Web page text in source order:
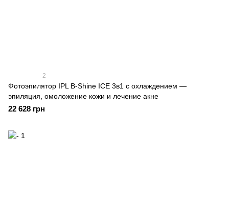
2
Фотоэпилятор IPL B-Shine ICE 3в1 с охлаждением —
эпиляция, омоложение кожи и лечение акне
22 628 грн